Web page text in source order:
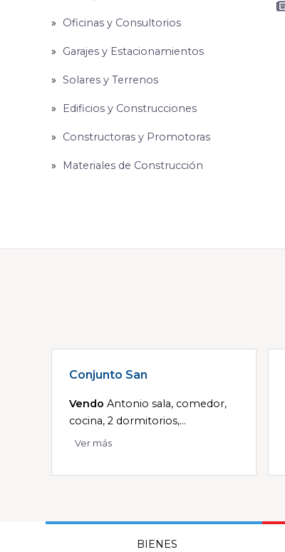
Oficinas y Consultorios
Garajes y Estacionamientos
Solares y Terrenos
Edificios y Construcciones
Constructoras y Promotoras
Materiales de Construcción
Conjunto San
Vendo Antonio sala, comedor,
cocina, 2 dormitorios,...
Ver más
BIENES